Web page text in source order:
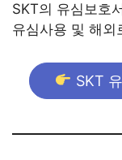
SKT의 유심보호
유심사용 및 해외
SKT